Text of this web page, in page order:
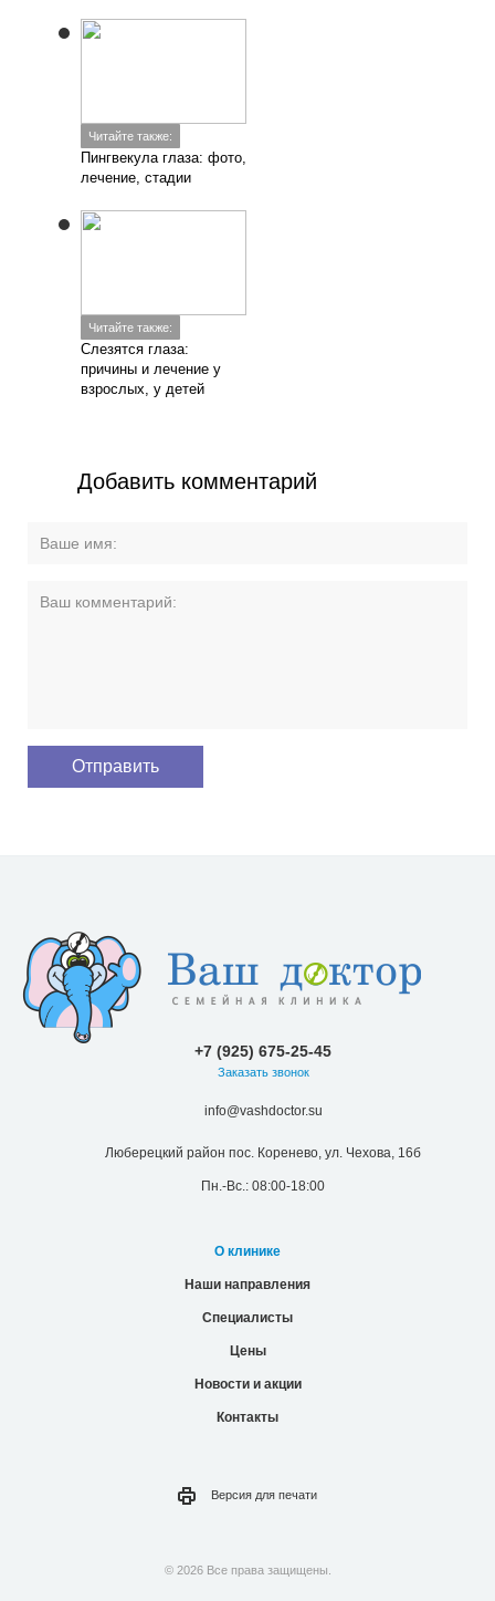
Читайте также:
Пингвекула глаза: фото,
лечение, стадии
Читайте также:
Слезятся глаза:
причины и лечение у
взрослых, у детей
Добавить комментарий
+7 (925) 675-25-45
Заказать звонок
info@vashdoctor.su
Люберецкий район пос. Коренево, ул. Чехова, 16б
Пн.-Вс.: 08:00-18:00
О клинике
Наши направления
Специалисты
Цены
Новости и акции
Контакты
Версия для печати
© 2026 Все права защищены.